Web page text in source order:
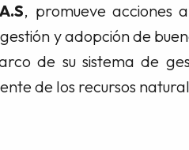
, promueve acciones
y adopción de
de su sistema de
de los recursos